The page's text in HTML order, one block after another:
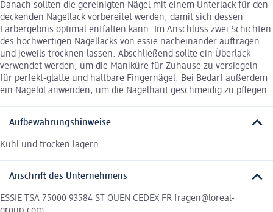
Danach sollten die gereinigten Nägel mit einem Unterlack für den
deckenden Nagellack vorbereitet werden, damit sich dessen
Farbergebnis optimal entfalten kann. Im Anschluss zwei Schichten
des hochwertigen Nagellacks von essie nacheinander auftragen
und jeweils trocknen lassen. Abschließend sollte ein Überlack
verwendet werden, um die Maniküre für Zuhause zu versiegeln –
für perfekt-glatte und haltbare Fingernägel. Bei Bedarf außerdem
ein Nagelöl anwenden, um die Nagelhaut geschmeidig zu pflegen.
Aufbewahrungshinweise
Kühl und trocken lagern.
Anschrift des Unternehmens
ESSIE TSA 75000 93584 ST OUEN CEDEX FR fragen@loreal-